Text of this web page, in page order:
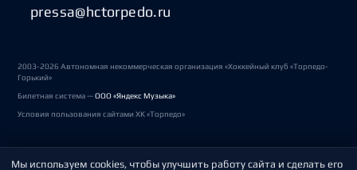
pressa@hctorpedo.ru
2003-2026 Автономная некоммерческая организация «Хоккейный клуб «Торпедо-
Горький»
Билетная система —ООО «Яндекс Музыка»
Условия пользования сайтами ХК «Торпедо»
Политика обработки персональных данных
Мы используем cookies, чтобы улучшить работу сайта и сделать его